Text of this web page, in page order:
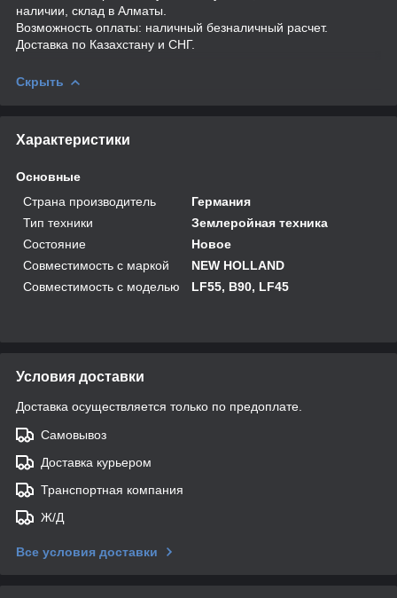
наличии, склад в Алматы.
Возможность оплаты: наличный безналичный расчет.
Доставка по Казахстану и СНГ.
Скрыть
Характеристики
Основные
Страна производитель
Германия
Тип техники
Землеройная техника
Состояние
Новое
Совместимость с маркой
NEW HOLLAND
Совместимость с моделью
LF55, B90, LF45
Условия доставки
Доставка осуществляется только по предоплате.
Самовывоз
Доставка курьером
Транспортная компания
Ж/Д
Все условия доставки